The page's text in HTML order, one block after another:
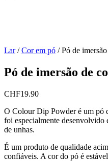
Lar / Cor em pó /Pó de
Pó de imersão de
CHF19.90
O Colour Dip Powder é um pó
foi especialmente desenvolvido
de unhas.
É um produto de qualidade
confiáveis. A cor do pó é